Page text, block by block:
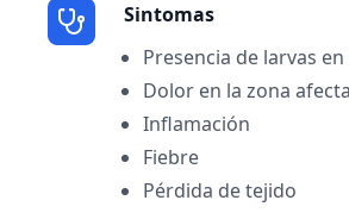
Sintomas
Presencia de larvas
Dolor en la zona
Inflamación
Fiebre
Pérdida de tejido